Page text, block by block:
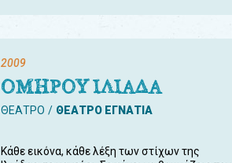
2009
ΟΜΗΡΟΥ ΙΛΙΑΔΑ
ΘΕΑΤΡΟ ΘΕΑΤΡΟ ΕΓΝΑΤΙΑ
Κάθε εικόνα, κάθε λέξη των στίχων της